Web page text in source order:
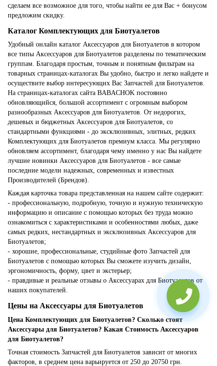
сделаем все возможное для того, чтобы найти ее для Вас + бонусом
предложим скидку.
Каталог Комплектующих для Биотуалетов
Удобный онлайн каталог Аксессуаров для Биотуалетов в котором
все типы Аксессуаров для Биотуалетов разделены по тематическим
группам. Благодаря простым, точным и понятным фильтрам на
товарных страницах-каталогах Вы удобно, быстро и легко найдете и
осуществите выбор интересующих Вас Запчастей для Биотуалетов.
На страницах-каталогах сайта BABACHOK постоянно
обновляющийся, большой ассортимент с огромным выбором
разнообразных Аксессуаров для Биотуалетов. От недорогих,
дешевых и бюджетных Аксессуаров для Биотуалетов, со
стандартными функциями - до эксклюзивных, элитных, редких
Комплектующих для Биотуалетов премиум класса. Мы регулярно
обновляем ассортимент, благодаря чему именно у нас Вы найдете
лучшие новинки Аксессуаров для Биотуалетов - все самые
последние модели надежных, современных и известных
Производителей (Брендов).
Каждая карточка товара представленная на нашем сайте содержит:
- профессиональную, подробную, точную и нужную техническую
информацию и описание с помощью которых без труда можно
ознакомиться с характеристиками и особенностями любых, даже
самых редких, нестандартных и эксклюзивных Аксессуаров для
Биотуалетов;
- хорошие, профессиональные, студийные фото Запчастей для
Биотуалетов с помощью которых Вы сможете изучить дизайн,
эргономичность, форму, цвет и экстерьер;
- правдивые и реальные отзывы о Аксессуарах для Биотуалетов от
наших покупателей.
Цены на Аксессуары для Биотуалетов
Цена Комплектующих для Биотуалетов? Сколько стоят
Аксессуары для Биотуалетов? Какая Стоимость Аксессуаров
для Биотуалетов?
Точная стоимость Запчастей для Биотуалетов зависит от многих
факторов, в среднем цена варьируется от 250 до 20750 грн.